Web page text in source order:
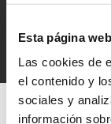
Esta página
Las cookies de
el contenido y
sociales y
información